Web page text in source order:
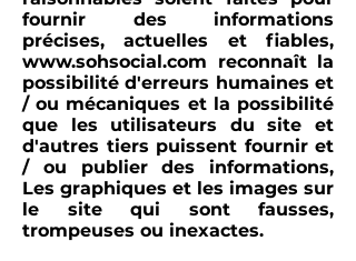
fournir des informations
précises, actuelles et fiables,
www.sohsocial.com reconnaît la
possibilité d'erreurs humaines et
/ ou mécaniques et la possibilité
que les utilisateurs du site et
d'autres tiers puissent fournir et
/ ou publier des informations,
Les graphiques et les images sur
le site qui sont fausses,
trompeuses ou inexactes.